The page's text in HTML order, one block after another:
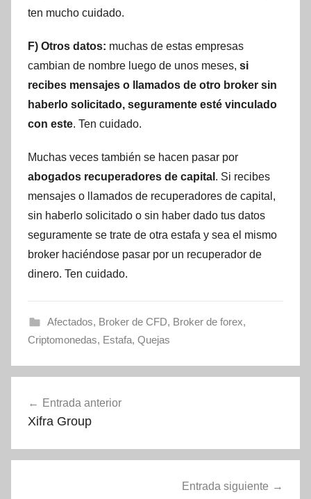
ten mucho cuidado.
F) Otros datos: muchas de estas empresas
cambian de nombre luego de unos meses, si
recibes mensajes o llamados de otro broker sin
haberlo solicitado, seguramente esté vinculado
con este. Ten cuidado.
Muchas veces también se hacen pasar por
abogados recuperadores de capital . Si recibes
mensajes o llamados de recuperadores de capital,
sin haberlo solicitado o sin haber dado tus datos
seguramente se trate de otra estafa y sea el mismo
broker haciéndose pasar por un recuperador de
dinero. Ten cuidado.
Afectados, Broker de CFD, Broker de forex,
Criptomonedas, Estafa, Quejas
de
Entrada anterior
Xifra Group
Entrada siguiente